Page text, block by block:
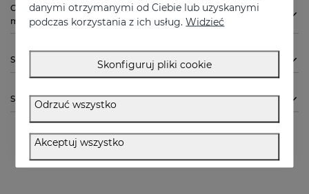
Czy SALISES Krem-żel nawilżający 50 ml od Sesderma jest dla
mnie odpowiednia?
Sposób użycia
Składniki
danymi otrzymanymi od Ciebie lub uzyskanymi
podczas korzystania z ich usług.Widzieć
Skonfiguruj pliki cookie
Odrzuć wszystko
Akceptuj wszystko